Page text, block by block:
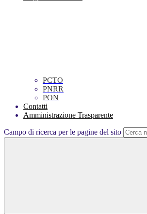
PCTO
PNRR
PON
Contatti
Amministrazione Trasparente
Campo di ricerca per le pagine del sito